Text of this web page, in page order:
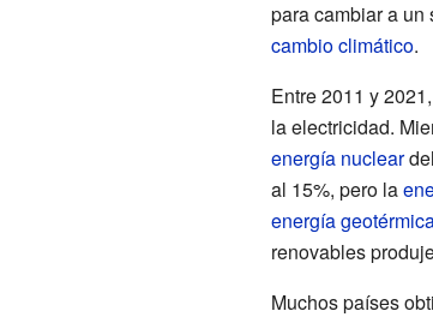
para cambiar a un
cambio climático.
Entre 2011 y
la electricidad.
energía nuclear
al 15%, pero la
energía
renovables
Muchos países